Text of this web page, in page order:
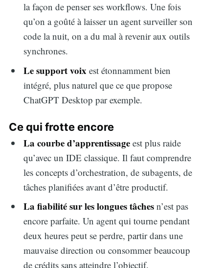
la façon de penser ses workflows. Une fois
qu’on a goûté à laisser un agent surveiller son
code la nuit, on a du mal à revenir aux outils
synchrones.
Le support voix est étonnamment bien
intégré, plus naturel que ce que propose
ChatGPT Desktop par exemple.
Ce qui frotte encore
La courbe d’apprentissage est plus raide
qu’avec un IDE classique. Il faut comprendre
les concepts d’orchestration, de subagents, de
tâches planifiées avant d’être productif.
La fiabilité sur les longues tâches n’est pas
encore parfaite. Un agent qui tourne pendant
deux heures peut se perdre, partir dans une
mauvaise direction ou consommer beaucoup
de crédits sans atteindre l’objectif.